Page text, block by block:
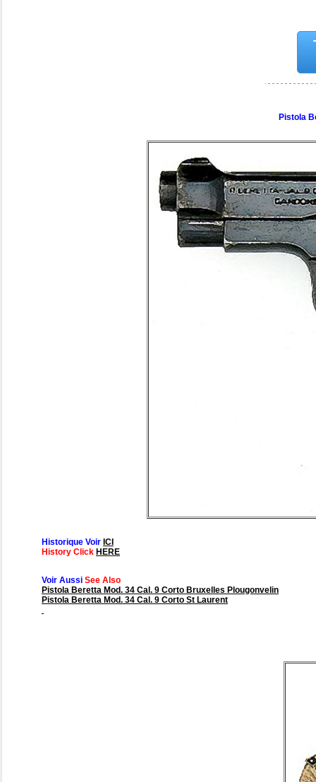
Pistola
Historique Voir ICI
History Click HERE
Voir Aussi See Also
Pistola Beretta Mod. 34 Cal. 9 Corto Bruxelles Plougonvelin
Pistola Beretta Mod. 34 Cal. 9 Corto St Laurent